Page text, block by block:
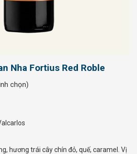
Nha Fortius Red Roble
chọn)
hương trái cây chín đỏ, quế, caramel. Vị